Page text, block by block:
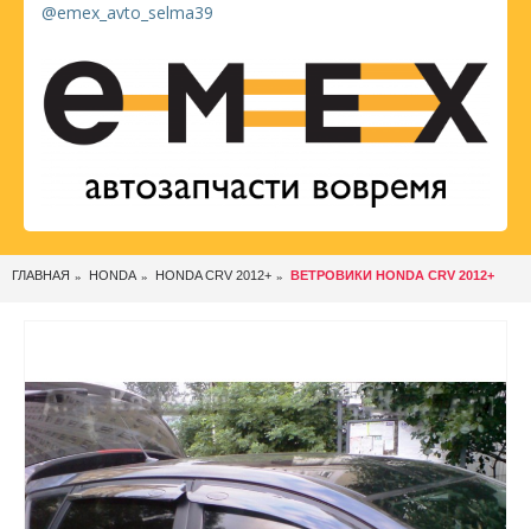
@emex_avto_selma39
ГЛАВНАЯ HONDA HONDA CRV 2012+ ВЕТРОВИКИ HONDA CRV 2012+